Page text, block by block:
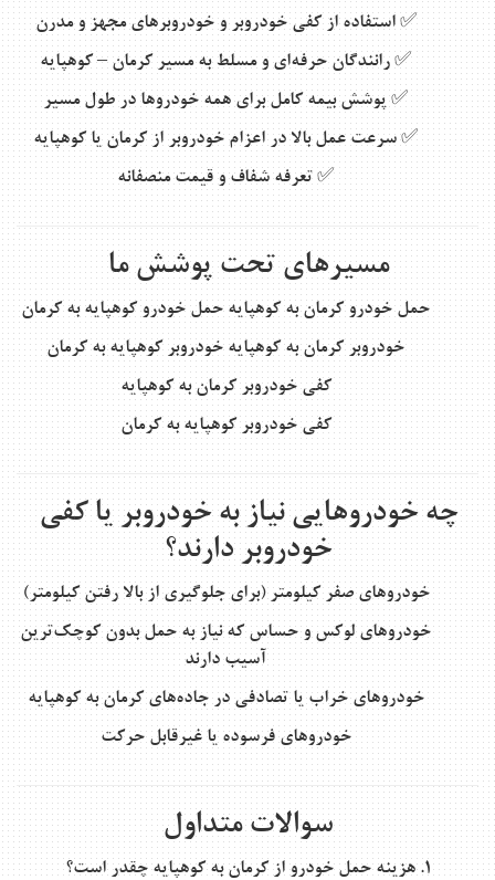
✅ استفاده از کفی خودروبر و خودروبرهای مجهز و مدرن
✅ رانندگان حرفه‌ای و مسلط به مسیر کرمان – کوهپایه
✅ پوشش بیمه کامل برای همه خودروها در طول مسیر
✅ سرعت عمل بالا در اعزام خودروبر از کرمان یا کوهپایه
✅ تعرفه شفاف و قیمت منصفانه
مسیرهای تحت پوشش ما
حمل خودرو کرمان به کوهپایه حمل خودرو کوهپایه به کرمان
خودروبر کرمان به کوهپایه خودروبر کوهپایه به کرمان
کفی خودروبر کرمان به کوهپایه
کفی خودروبر کوهپایه به کرمان
چه خودروهایی نیاز به خودروبر یا کفی
خودروبر دارند؟
خودروهای صفر کیلومتر (برای جلوگیری از بالا رفتن کیلومتر)
خودروهای لوکس و حساس که نیاز به حمل بدون کوچک‌ترین
آسیب دارند
خودروهای خراب یا تصادفی در جاده‌های کرمان به کوهپایه
خودروهای فرسوده یا غیرقابل حرکت
سوالات متداول
۱. هزینه حمل خودرو از کرمان به کوهپایه چقدر است؟